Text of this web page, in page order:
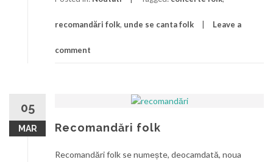
recomandări folk, unde se canta folk Leave a
comment
05
MAR Recomandări folk
Recomandări folk se numește, deocamdată, noua